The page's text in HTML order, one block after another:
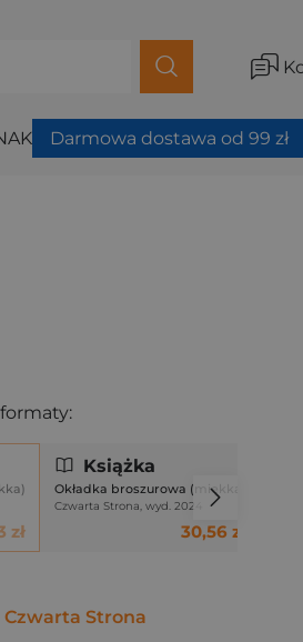
Darmowa dostawa od 99 zł
zł
Książka
Okładka broszurowa (miękka)
Czwarta Strona, wyd. 2024
30,56 zł
Czwarta Strona